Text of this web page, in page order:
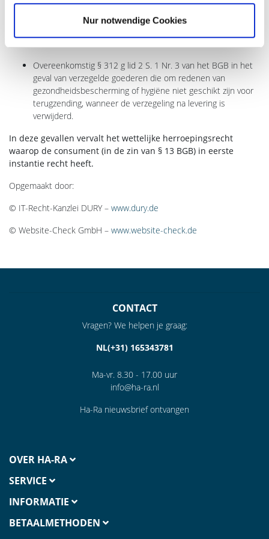
Nur notwendige Cookies
Opmerkingen over het vervallen van het herroepingsrecht
Overeenkomstig § 312 g lid 2 S. 1 Nr. 3 van het BGB in het
geval van verzegelde goederen die om redenen van
gezondheidsbescherming of hygiëne niet geschikt zijn voor
terugzending, wanneer de verzegeling na levering is
verwijderd.
In deze gevallen vervalt het wettelijke herroepingsrecht
waarop de consument (in de zin van § 13 BGB) in eerste
instantie recht heeft.
Opgemaakt door:
© IT-Recht-Kanzlei DURY – www.dury.de
© Website-Check GmbH – www.website-check.de
CONTACT
Vragen? We helpen je graag:
NL(+31) 165343781
Ma-vr. 8.30 - 17.00 uur
info@ha-ra.nl
Ha-Ra nieuwsbrief ontvangen
OVER HA-RA
SERVICE
INFORMATIE
BETAALMETHODEN